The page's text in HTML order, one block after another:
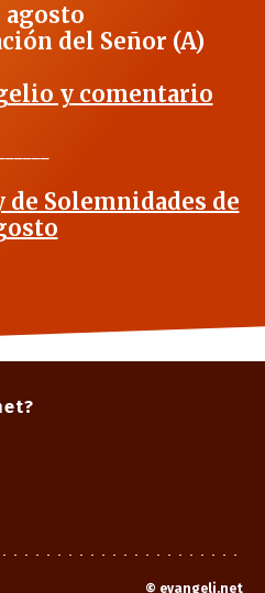
agosto
del Señor (A)
y comentario
Solemnidades de
© evangeli.net